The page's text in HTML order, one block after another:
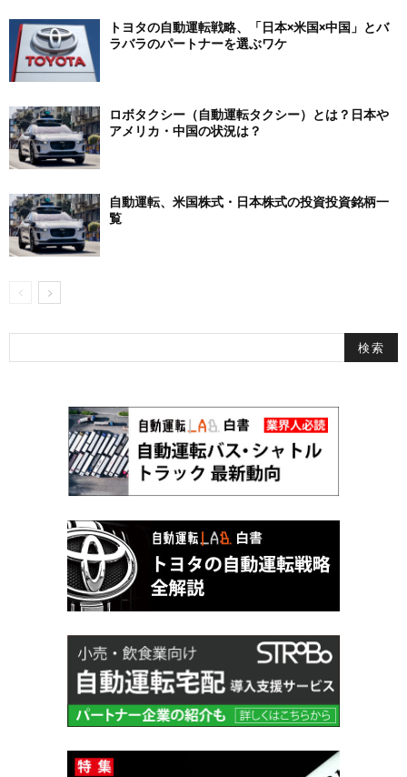
トヨタの自動運転戦略、「日本×米国×中国」とバ
ラバラのパートナーを選ぶワケ
ロボタクシー（自動運転タクシー）とは？日本や
アメリカ・中国の状況は？
自動運転、米国株式・日本株式の投資投資銘柄一
覧